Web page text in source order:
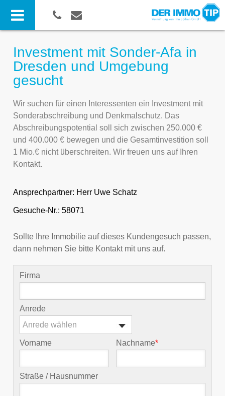
Investment mit Sonder-Afa in
Dresden und Umgebung
gesucht
Wir suchen für einen Interessenten ein Investment mit
Sonderabschreibung und Denkmalschutz. Das
Abschreibungspotential soll sich zwischen 250.000 €
und 400.000 € bewegen und die Gesamtinvestition soll
1 Mio.€ nicht überschreiten. Wir freuen uns auf Ihren
Kontakt.
Ansprechpartner: Herr Uwe Schatz
Gesuche-Nr.: 58071
Sollte Ihre Immobilie auf dieses Kundengesuch passen,
dann nehmen Sie bitte Kontakt mit uns auf.
Firma
Anrede
Anrede wählen
Vorname Nachname*
Straße / Hausnummer